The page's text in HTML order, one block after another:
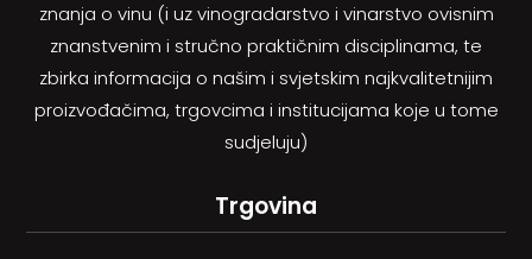
znanja o vinu (i uz vinogradarstvo i vinarstvo ovisnim
znanstvenim i stručno praktičnim disciplinama, te
zbirka informacija o našim i svjetskim najkvalitetnijim
proizvođačima, trgovcima i institucijama koje u tome
sudjeluju)
Trgovina